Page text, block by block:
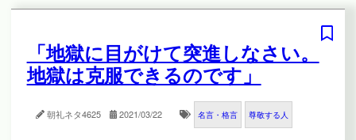
「地獄に目がけて突進しなさい。
地獄は克服できるのです」
朝礼ネタ4625 2021/03/22 名言・格言 尊敬する人